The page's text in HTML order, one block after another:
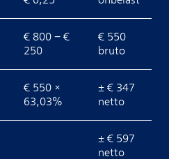
€ 800 − €
250
€ 550
bruto
€ 550 ×
63,03%
± € 347
netto
± € 597
netto